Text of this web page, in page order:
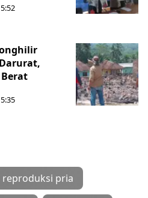
reproduksi pria